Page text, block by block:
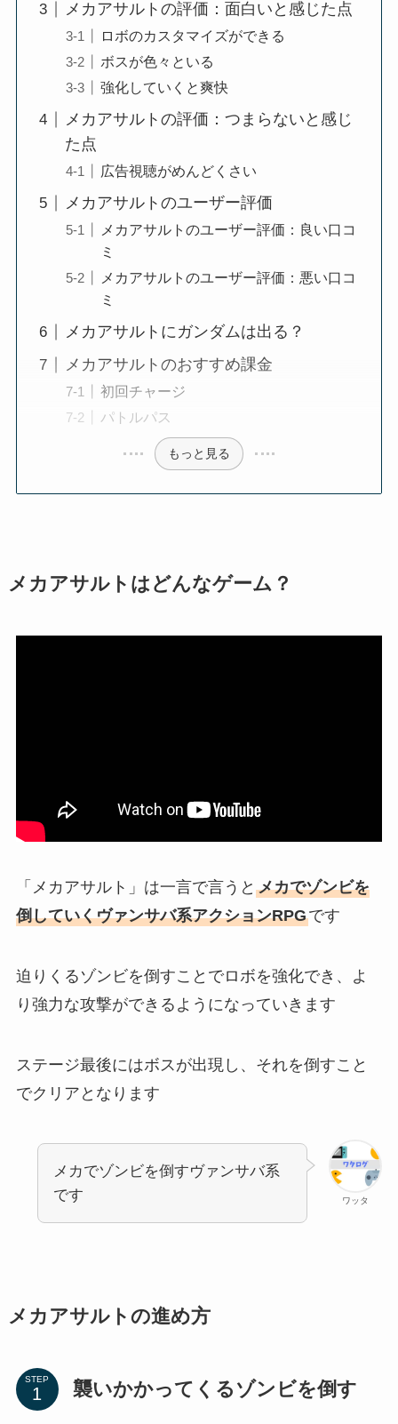
メカアサルトの評価：面白いと感じた点
ロボのカスタマイズができる
ボスが色々といる
強化していくと爽快
メカアサルトの評価：つまらないと感じ
た点
広告視聴がめんどくさい
メカアサルトのユーザー評価
メカアサルトのユーザー評価：良い口コ
ミ
メカアサルトのユーザー評価：悪い口コ
ミ
メカアサルトにガンダムは出る？
メカアサルトのおすすめ課金
初回チャージ
パトルパス
もっと見る
メカアサルトはどんなゲーム？
「メカアサルト」は一言で言うと メカでゾンビを
倒していくヴァンサバ系アクションRPGです
迫りくるゾンビを倒すことでロボを強化でき、よ
り強力な攻撃ができるようになっていきます
ステージ最後にはボスが出現し、それを倒すこと
でクリアとなります
ワッタ
メカでゾンビを倒すヴァンサバ系
です
メカアサルトの進め方
STEP 襲いかかってくるゾンビを倒す